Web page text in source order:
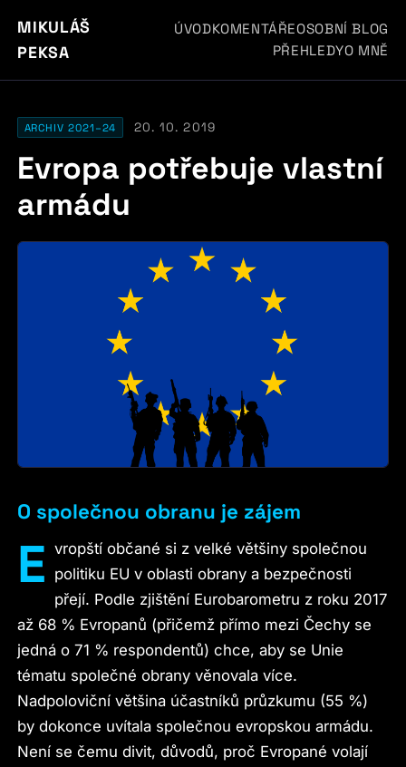
MIKULÁŠ
PEKSA
ÚVODKOMENTÁŘEOSOBNÍ BLOG
PŘEHLEDYO MNĚ
ARCHIV 2021–24 20. 10. 2019
Evropa potřebuje vlastní
armádu
O společnou obranu je zájem
E vropští občané si z velké většiny společnou
politiku EU v oblasti obrany a bezpečnosti
přejí. Podle zjištění Eurobarometru z roku 2017
až 68 % Evropanů (přičemž přímo mezi Čechy se
jedná o 71 % respondentů) chce, aby se Unie
tématu společné obrany věnovala více.
Nadpoloviční většina účastníků průzkumu (55 %)
by dokonce uvítala společnou evropskou armádu.
Není se čemu divit, důvodů, proč Evropané volají